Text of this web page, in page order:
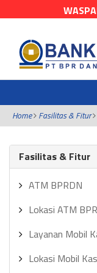
Home Fasilitas & Fitur
Fasilitas & Fitur
ATM BPRDN
Lokasi ATM
Layanan Mobil
Lokasi Mobil